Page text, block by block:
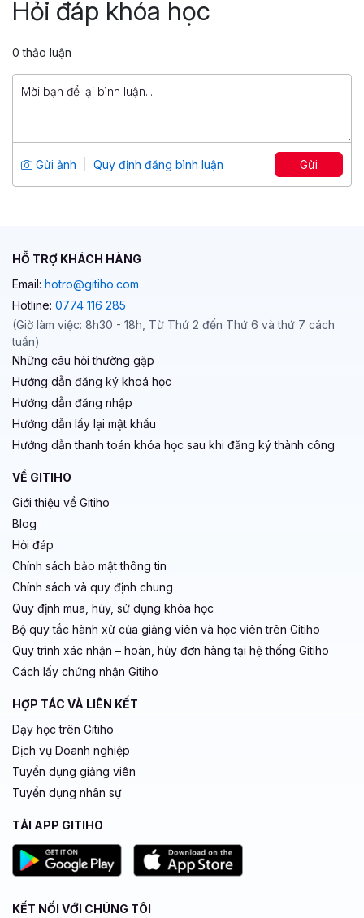
Tổng số 5 giờ
31 bài giảng
699,000 đ
Tổng số 2+ giờ
18 bài giảng
5
328
Hỏi đáp khóa học
0 thảo luận
Gửi ảnh Quy định đăng bình luận Gửi
HỖ TRỢ KHÁCH HÀNG
Email: hotro@gitiho.com
Hotline: 0774 116 285
(Giờ làm việc: 8h30 - 18h, Từ Thứ 2 đến Thứ 6 và thứ 7 cách
tuần)
Những câu hỏi thường gặp
Hướng dẫn đăng ký khoá học
Hướng dẫn đăng nhập
Hướng dẫn lấy lại mật khẩu
Hướng dẫn thanh toán khóa học sau khi đăng ký thành công
VỀ GITIHO
Giới thiệu về Gitiho
Blog
Hỏi đáp
Chính sách bảo mật thông tin
Chính sách và quy định chung
Quy định mua, hủy, sử dụng khóa học
Bộ quy tắc hành xử của giảng viên và học viên trên Gitiho
Quy trình xác nhận – hoàn, hủy đơn hàng tại hệ thống Gitiho
Cách lấy chứng nhận Gitiho
HỢP TÁC VÀ LIÊN KẾT
Dạy học trên Gitiho
Dịch vụ Doanh nghiệp
Tuyển dụng giảng viên
Tuyển dụng nhân sự
TẢI APP GITIHO
KẾT NỐI VỚI CHÚNG TÔI